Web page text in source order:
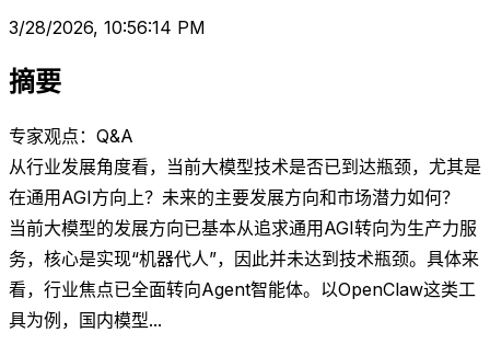
3/28/2026, 10:56:14 PM
摘要
专家观点：Q&A
从行业发展角度看，当前大模型技术是否已到达瓶颈，尤其是
在通用AGI方向上？未来的主要发展方向和市场潜力如何？
当前大模型的发展方向已基本从追求通用AGI转向为生产力服
务，核心是实现“机器代人”，因此并未达到技术瓶颈。具体来
看，行业焦点已全面转向Agent智能体。以OpenClaw这类工
具为例，国内模型...